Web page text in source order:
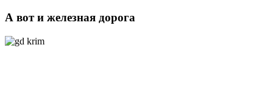
А вот и железная дорога